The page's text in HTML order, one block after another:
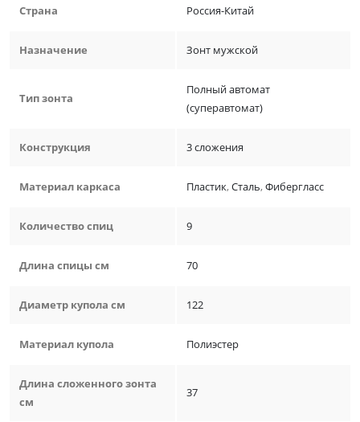
Страна Россия-Китай
Назначение Зонт мужской
Тип зонта
Полный автомат
(суперавтомат)
Конструкция 3 сложения
Материал каркаса Пластик,Сталь,Фибергласс
Количество спиц 9
Длина спицы см 70
Диаметр купола см 122
Материал купола Полиэстер
Длина сложенного зонта
см
37